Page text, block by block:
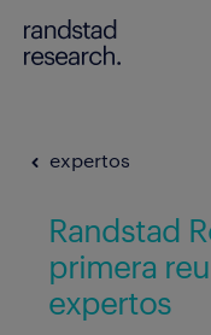
expertos
Randstad
primera
expertos